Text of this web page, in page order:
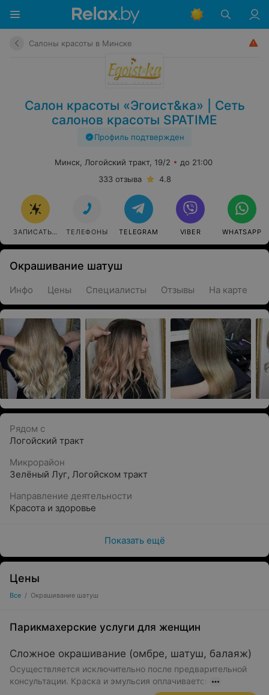
Салоны красоты в Минске
Салон красоты «Эгоист&ка» | Сеть
салонов красоты SPATIME
Профиль подтвержден
Минск, Логойский тракт, 19/2
до 21:00
333 отзыва
4.8
ЗАПИСАТЬСЯ ТЕЛЕФОНЫ TELEGRAM VIBER WHATSAPP
Окрашивание шатуш
Инфо Цены Специалисты Отзывы На карте
Рядом с
Логойский тракт
Микрорайон
Зелёный Луг, Логойском тракт
Направление деятельности
Красота и здоровье
Показать ещё
Цены
Все / Окрашивание шатуш
Парикмахерские услуги для женщин
Сложное окрашивание (омбре, шатуш, балаяж)
Осуществляется исключительно после предварительной
консультации. Краска и эмульсия оплачивается